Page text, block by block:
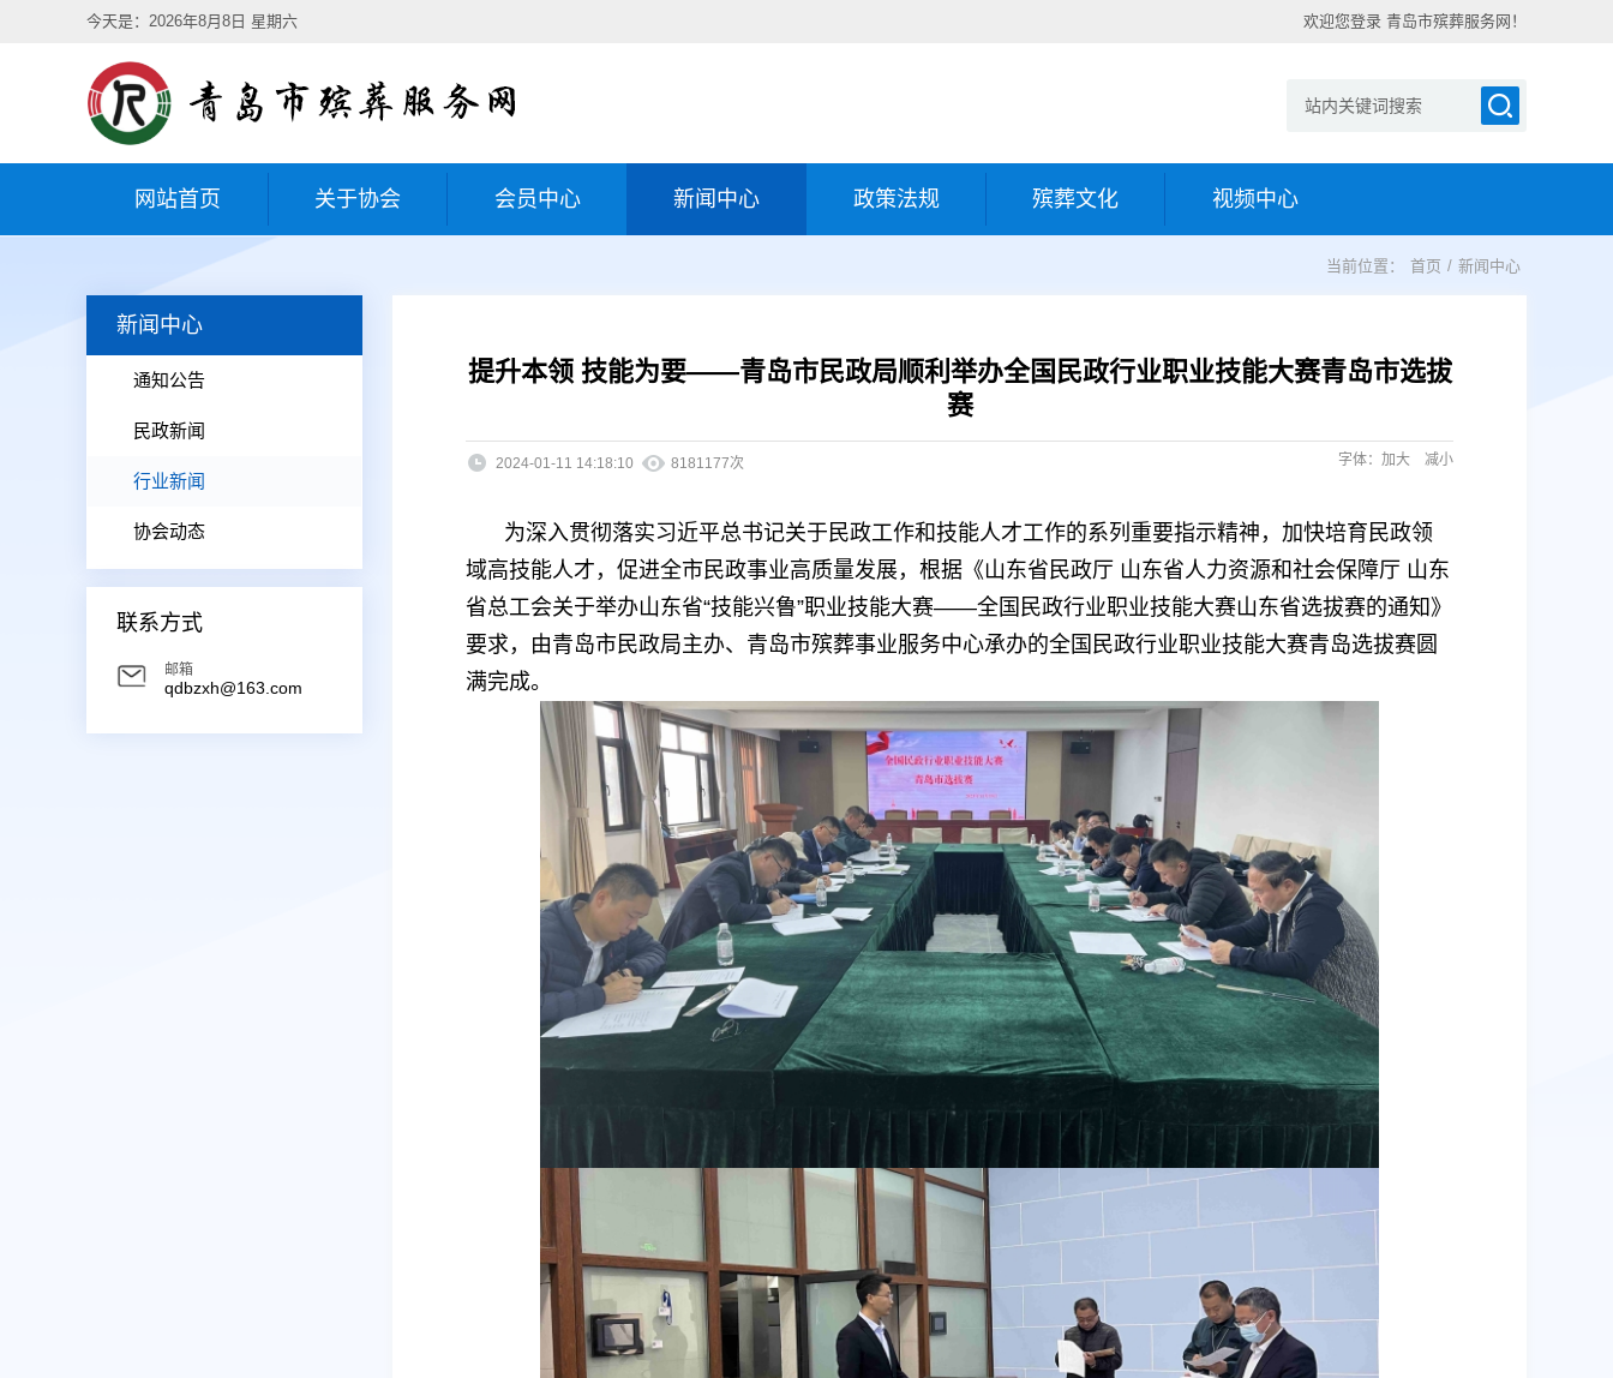
今天是：2026年8月8日 星期六 欢迎您登录 青岛市殡葬服务网！
网站首页 关于协会 会员中心 新闻中心 政策法规 殡葬文化 视频中心
新闻中心
通知公告
民政新闻
行业新闻
协会动态
联系方式
邮箱
qdbzxh@163.com
当前位置： 首页 / 新闻中心
提升本领 技能为要——青岛市民政局顺利举办全国民政行业职业技能大赛青岛市选拔
赛
2024-01-11 14:18:10 8181177次 字体： 加大 减小
为深入贯彻落实习近平总书记关于民政工作和技能人才工作的系列重要指示精神，加快培育民政领
域高技能人才，促进全市民政事业高质量发展，根据《山东省民政厅 山东省人力资源和社会保障厅 山东
省总工会关于举办山东省“技能兴鲁”职业技能大赛——全国民政行业职业技能大赛山东省选拔赛的通知》
要求，由青岛市民政局主办、青岛市殡葬事业服务中心承办的全国民政行业职业技能大赛青岛选拔赛圆
满完成。